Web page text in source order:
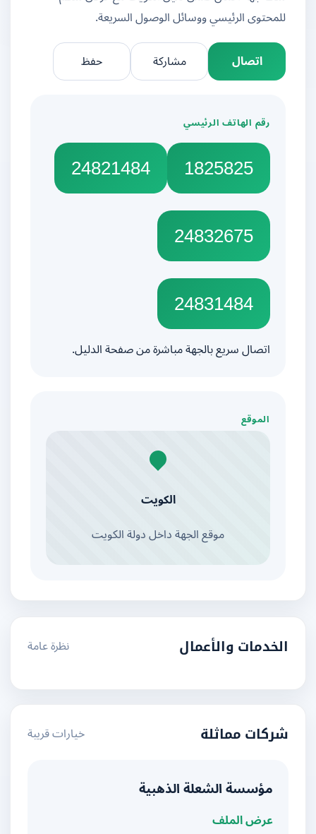
للمحتوى الرئيسي ووسائل الوصول السريعة.
اتصال
مشاركة
رقم الهاتف الرئيسي
1825825
24821484
24832675
24831484
اتصال سريع بالجهة مباشرة من صفحة الدليل.
الموقع
الكويت
موقع الجهة داخل دولة الكويت
الخدمات والأعمال نظرة عامة
شركات مماثلة خيارات قريبة
مؤسسة الشعلة الذهبية
عرض الملف